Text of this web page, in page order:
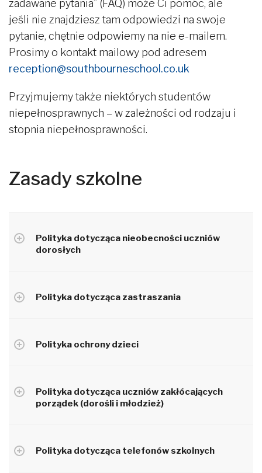
zadawane pytania” (FAQ) może Ci pomóc, ale
jeśli nie znajdziesz tam odpowiedzi na swoje
pytanie, chętnie odpowiemy na nie e-mailem.
Prosimy o kontakt mailowy pod adresem
reception@southbourneschool.co.uk
Przyjmujemy także niektórych studentów
niepełnosprawnych – w zależności od rodzaju i
stopnia niepełnosprawności.
Zasady szkolne
Polityka dotycząca nieobecności uczniów
dorosłych
Polityka dotycząca zastraszania
Polityka ochrony dzieci
Polityka dotycząca uczniów zakłócających
porządek (dorośli i młodzież)
Polityka dotycząca telefonów szkolnych